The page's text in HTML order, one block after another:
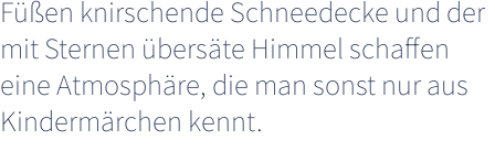
Füßen knirschende Schneedecke und der
mit Sternen übersäte Himmel schaffen
eine Atmosphäre, die man sonst nur aus
Kindermärchen kennt.